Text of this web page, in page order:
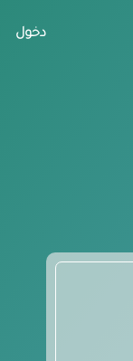
دخول